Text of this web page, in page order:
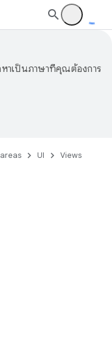
าเป็นภาษาที่คุณต้องการ
UI
Views